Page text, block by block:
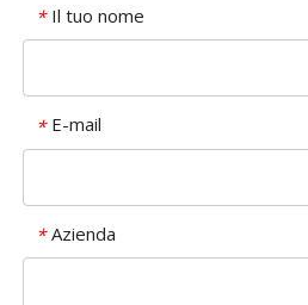
* Il tuo nome
* E-mail
* Azienda